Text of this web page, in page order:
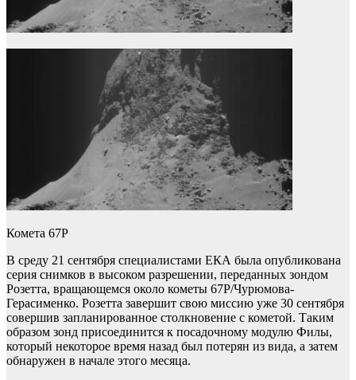
Комета 67P
В среду 21 сентября специалистами ЕКА была опубликована
серия снимков в высоком разрешении, переданных зондом
Розетта, вращающемся около кометы 67P/Чурюмова-
Герасименко. Розетта завершит свою миссию уже 30 сентября
совершив запланированное столкновение с кометой. Таким
образом зонд присоединится к посадочному модулю Филы,
который некоторое время назад был потерян из вида, а затем
обнаружен в начале этого месяца.